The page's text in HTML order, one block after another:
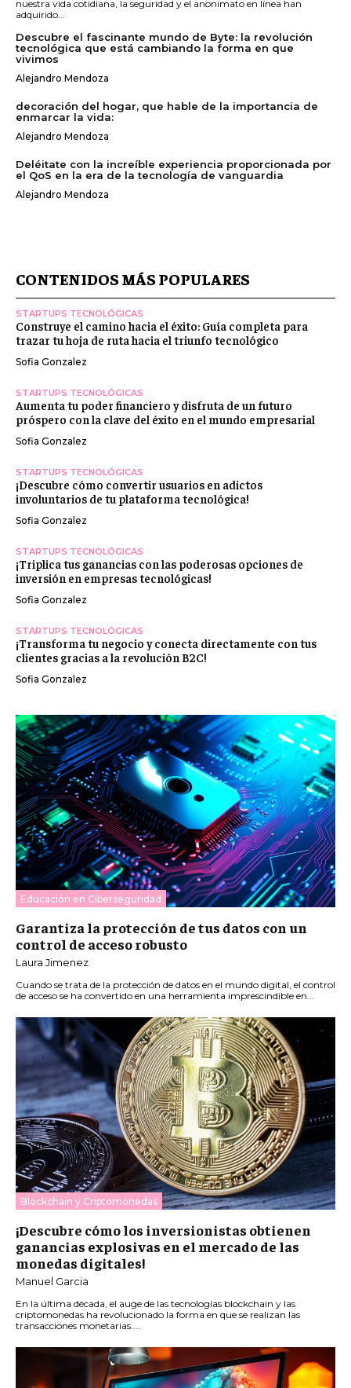
nuestra vida cotidiana, la seguridad y el anonimato en línea han
adquirido...
Descubre el fascinante mundo de Byte: la revolución
tecnológica que está cambiando la forma en que
vivimos
Alejandro Mendoza
decoración del hogar, que hable de la importancia de
enmarcar la vida:
Alejandro Mendoza
Deléitate con la increíble experiencia proporcionada por
el QoS en la era de la tecnología de vanguardia
Alejandro Mendoza
CONTENIDOS MÁS POPULARES
STARTUPS TECNOLÓGICAS
Construye el camino hacia el éxito: Guía completa para
trazar tu hoja de ruta hacia el triunfo tecnológico
Sofia Gonzalez
STARTUPS TECNOLÓGICAS
Aumenta tu poder financiero y disfruta de un futuro
próspero con la clave del éxito en el mundo empresarial
Sofia Gonzalez
STARTUPS TECNOLÓGICAS
¡Descubre cómo convertir usuarios en adictos
involuntarios de tu plataforma tecnológica!
Sofia Gonzalez
STARTUPS TECNOLÓGICAS
¡Triplica tus ganancias con las poderosas opciones de
inversión en empresas tecnológicas!
Sofia Gonzalez
STARTUPS TECNOLÓGICAS
¡Transforma tu negocio y conecta directamente con tus
clientes gracias a la revolución B2C!
Sofia Gonzalez
Educación en Ciberseguridad
Garantiza la protección de tus datos con un
control de acceso robusto
Laura Jimenez
Cuando se trata de la protección de datos en el mundo digital, el control
de acceso se ha convertido en una herramienta imprescindible en...
Blockchain y Criptomonedas
¡Descubre cómo los inversionistas obtienen
ganancias explosivas en el mercado de las
monedas digitales!
Manuel Garcia
En la última década, el auge de las tecnologías blockchain y las
criptomonedas ha revolucionado la forma en que se realizan las
transacciones monetarias....